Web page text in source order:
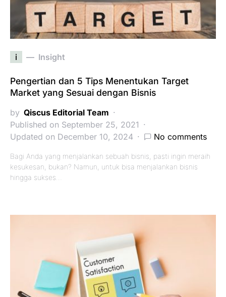
i Insight
Pengertian dan 5 Tips Menentukan Target
Market yang Sesuai dengan Bisnis
by Qiscus Editorial Team
Published on September 25, 2021
Updated on December 10, 2024
No comments
Bagi Anda yang menjalankan sebuah bisnis, pasti ingin meraih
kesukesan, bukan? Namun, untuk bisa menjalankan bisnis
hingga sukses…